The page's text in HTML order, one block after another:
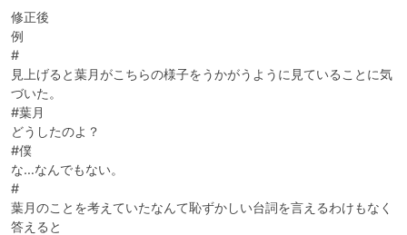
修正後
例
#
見上げると葉月がこちらの様子をうかがうように見ていることに気
づいた。
#葉月
どうしたのよ？
#僕
な…なんでもない。
#
葉月のことを考えていたなんて恥ずかしい台詞を言えるわけもなく
答えると